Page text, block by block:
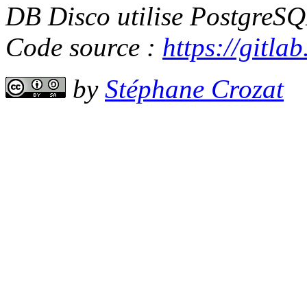
DB Disco utilise
Code source : https://
by Stéphane Crozat